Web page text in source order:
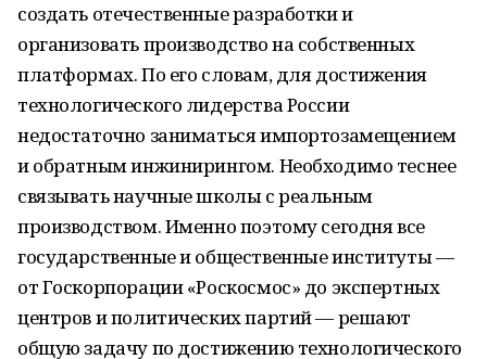
создать отечественные разработки и
организовать производство на собственных
платформах. По его словам, для достижения
технологического лидерства России
недостаточно заниматься импортозамещением
и обратным инжинирингом. Необходимо теснее
связывать научные школы с реальным
производством. Именно поэтому сегодня все
государственные и общественные институты —
от Госкорпорации «Роскосмос» до экспертных
центров и политических партий — решают
общую задачу по достижению технологического